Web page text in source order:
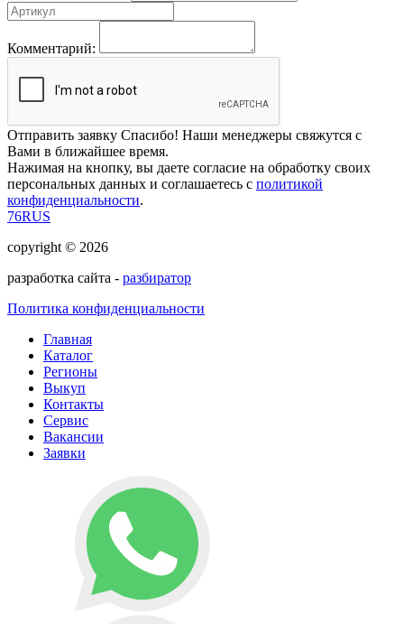
Комментарий:
Отправить заявку Спасибо! Наши менеджеры свяжутся с
Вами в ближайшее время.
Нажимая на кнопку, вы даете согласие на обработку своих
персональных данных и соглашаетесь с политикой
конфиденциальности.
76RUS
copyright © 2026
разработка сайта - разбиратор
Политика конфиденциальности
Главная
Каталог
Регионы
Выкуп
Контакты
Сервис
Вакансии
Заявки